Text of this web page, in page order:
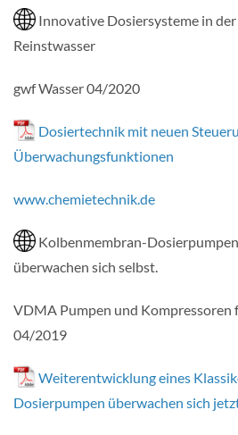
Innovative Dosiersysteme in
Reinstwasser
gwf Wasser 04/2020
Dosiertechnik mit neuen
Überwachungsfunktionen
www.chemietechnik.de
Kolbenmembran-
überwachen sich selbst.
VDMA Pumpen und
04/2019
Weiterentwicklung eines
Dosierpumpen überwachen sich